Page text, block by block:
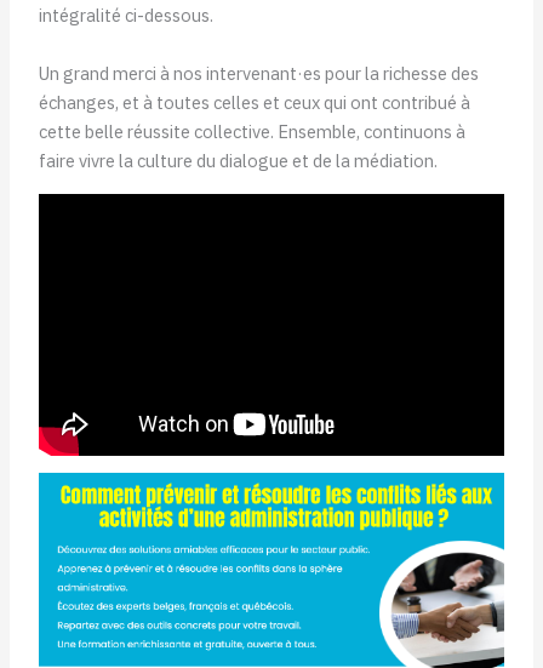
intégralité ci-dessous.
Un grand merci à nos intervenant·es pour la richesse des
échanges, et à toutes celles et ceux qui ont contribué à
cette belle réussite collective. Ensemble, continuons à
faire vivre la culture du dialogue et de la médiation.